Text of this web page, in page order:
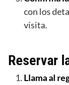
con los
visita.
Reservar
Llama al